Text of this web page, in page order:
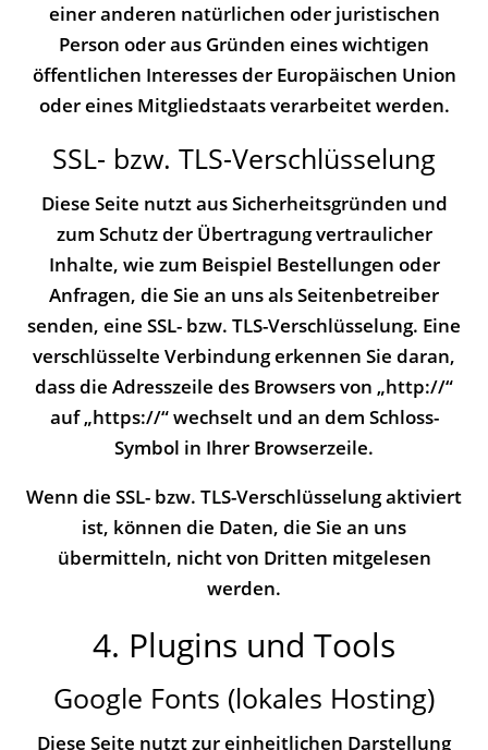
einer anderen natürlichen oder juristischen
Person oder aus Gründen eines wichtigen
öffentlichen Interesses der Europäischen Union
oder eines Mitgliedstaats verarbeitet werden.
SSL- bzw. TLS-Verschlüsselung
Diese Seite nutzt aus Sicherheitsgründen und
zum Schutz der Übertragung vertraulicher
Inhalte, wie zum Beispiel Bestellungen oder
Anfragen, die Sie an uns als Seitenbetreiber
senden, eine SSL- bzw. TLS-Verschlüsselung. Eine
verschlüsselte Verbindung erkennen Sie daran,
dass die Adresszeile des Browsers von „http://“
auf „https://“ wechselt und an dem Schloss-
Symbol in Ihrer Browserzeile.
Wenn die SSL- bzw. TLS-Verschlüsselung aktiviert
ist, können die Daten, die Sie an uns
übermitteln, nicht von Dritten mitgelesen
werden.
4. Plugins und Tools
Google Fonts (lokales Hosting)
Diese Seite nutzt zur einheitlichen Darstellung